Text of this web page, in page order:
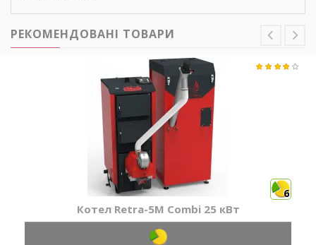
РЕКОМЕНДОВАНІ ТОВАРИ
6
Котел Retra-5М Combi 25 кВт